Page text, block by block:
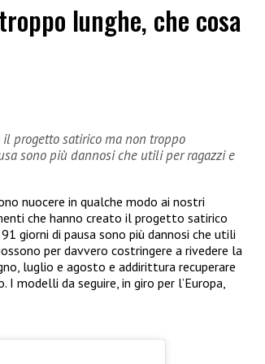
lunghe, che cosa
progetto satirico ma non troppo
sono più dannosi che utili per ragazzi e
nuocere in qualche modo ai nostri
che hanno creato il progetto satirico
giorni di pausa sono più dannosi che utili
per davvero costringere a rivedere la
luglio e agosto e addirittura recuperare
modelli da seguire, in giro per l’Europa,